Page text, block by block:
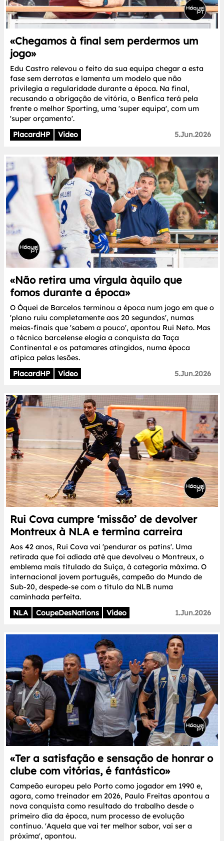
«Chegamos à final sem perdermos um
jogo»
Edu Castro relevou o feito da sua equipa chegar a esta
fase sem derrotas e lamenta um modelo que não
privilegia a regularidade durante a época. Na final,
recusando a obrigação de vitória, o Benfica terá pela
frente o melhor Sporting, uma 'super equipa', com um
'super orçamento'.
PlacardHP
Video 5.Jun.2026
«Não retira uma vírgula àquilo que
fomos durante a época»
O Óquei de Barcelos terminou a época num jogo em que o
'plano ruiu completamente aos 20 segundos', numas
meias-finais que 'sabem a pouco', apontou Rui Neto. Mas
o técnico barcelense elogia a conquista da Taça
Continental e os patamares atingidos, numa época
atípica pelas lesões.
PlacardHP
Video 5.Jun.2026
Rui Cova cumpre ‘missão’ de devolver
Montreux à NLA e termina carreira
Aos 42 anos, Rui Cova vai 'pendurar os patins'. Uma
retirada que foi adiada até que devolveu o Montreux, o
emblema mais titulado da Suíça, à categoria máxima. O
internacional jovem português, campeão do Mundo de
Sub-20, despede-se com o título da NLB numa
caminhada perfeita.
NLA
CoupeDesNations Video 1.Jun.2026
«Ter a satisfação e sensação de honrar o
clube com vitórias, é fantástico»
Campeão europeu pelo Porto como jogador em 1990 e,
agora, como treinador em 2026, Paulo Freitas apontou a
nova conquista como resultado do trabalho desde o
primeiro dia da época, num processo de evolução
contínuo. 'Aquela que vai ter melhor sabor, vai ser a
próxima', apontou.